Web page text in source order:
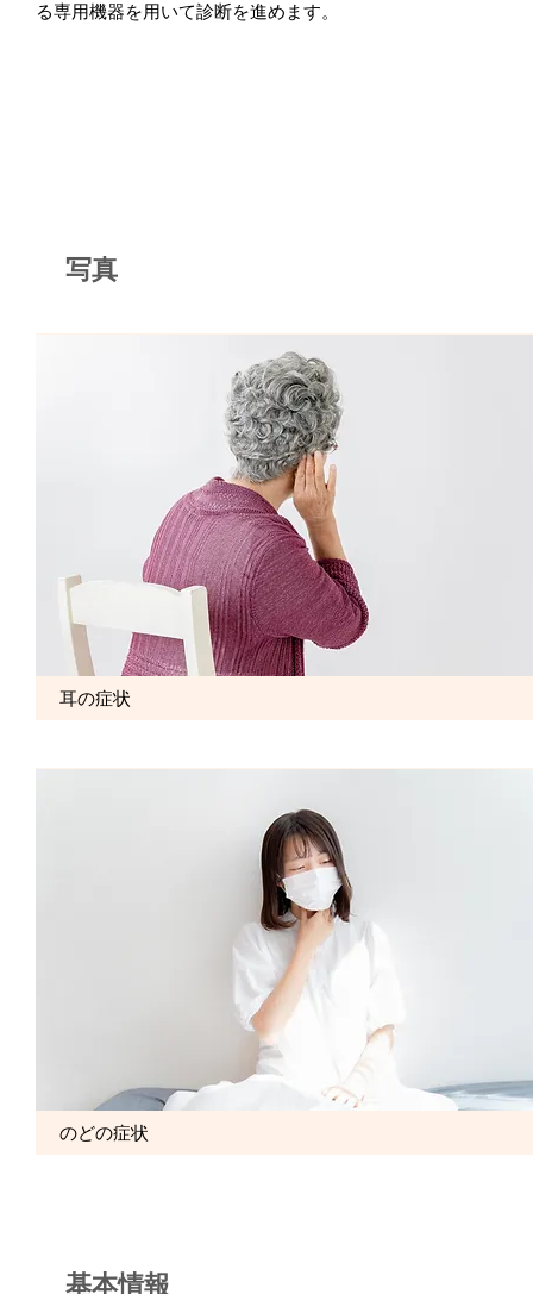
る専用機器を用いて診断を進めます。
写真
耳の症状
のどの症状
基本情報